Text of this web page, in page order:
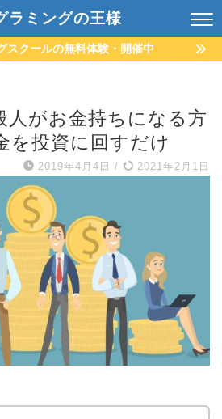
ラミングの王様
スクールの無料体験・開催中
人がお金持ちになる方
を投資に回すだけ
2019年4月4日 / 2021年2月1日